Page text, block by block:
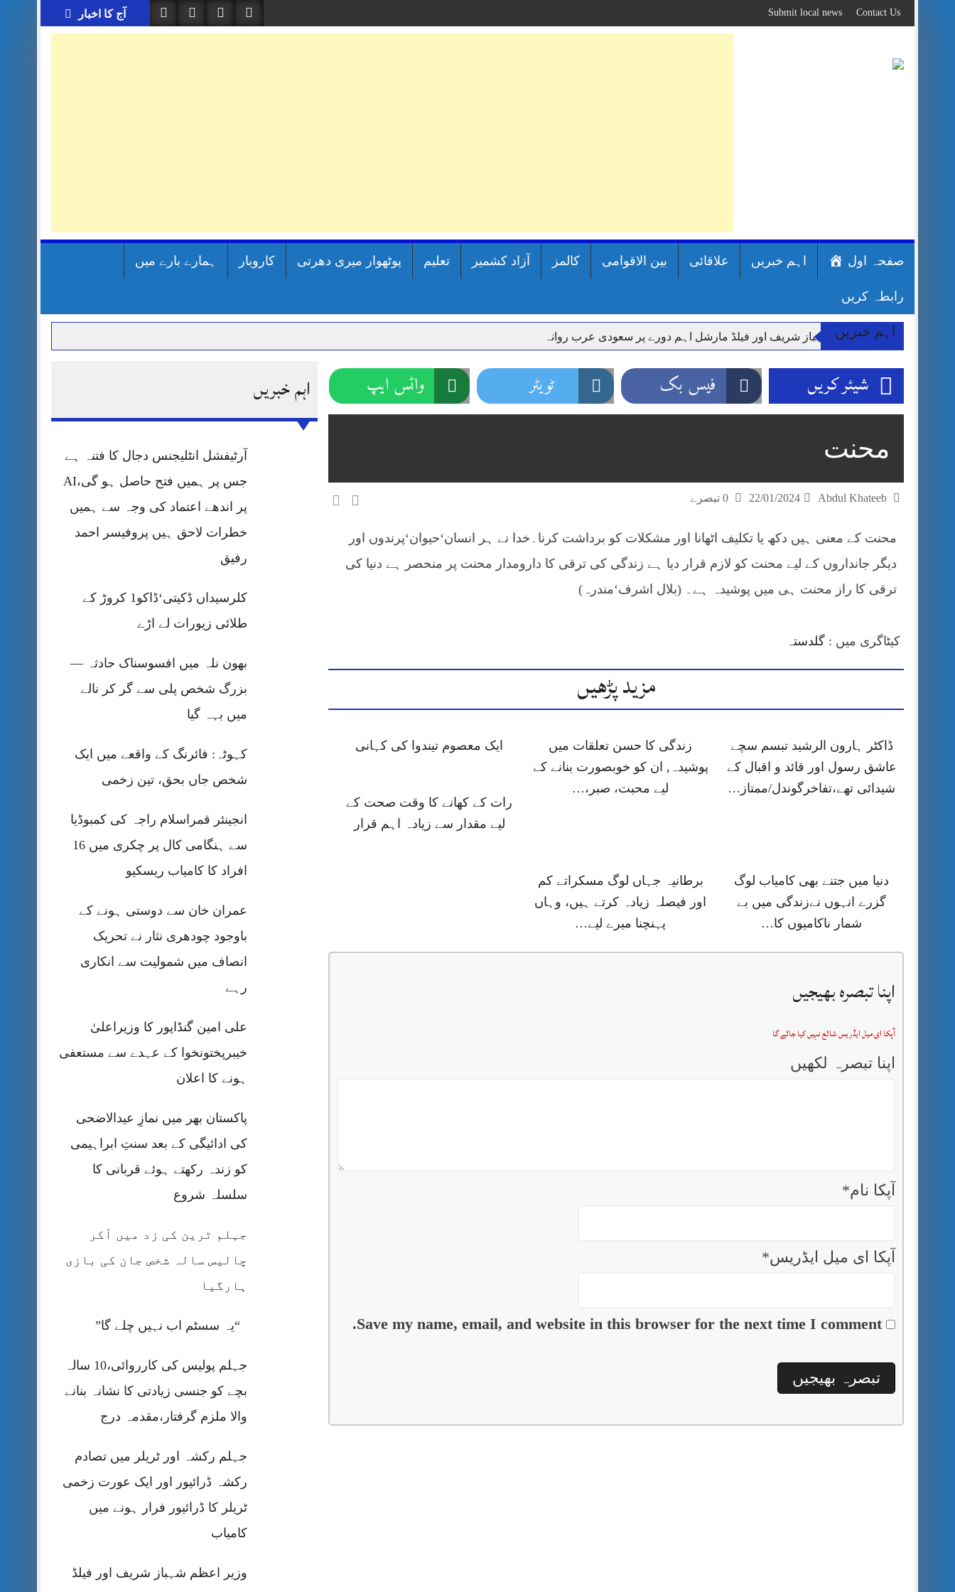
to
content
آج کا اخبار Contact Us
Submit local news
صفحہ اول اہم خبریں علاقائی بین الاقوامی کالمز آزاد کشمیر تعلیم پوٹھوار میری دھرتی کاروبار ہمارے بارے میں
رابطہ کریں
اہم خبریں
وزیر اعظم شہباز شریف اور فیلڈ مارشل اہم دورے پر سعودی عرب روانہ
قائداعظم نامی شہری کا شناختی کارڈ بلاک،عدالت کا شہری کو پیش ہونے کا حکم
چارسدہ کا بہادر سپوت وطن کی حرمت پر قربان
ڈپٹی کمشنر راولپنڈی کیپٹن(ر) ندیم ناصر کا دورہء کلرسیداں
مون سون بارشیں، لینڈ سلائیڈنگ اور کوٹلی ستیاں کے نظر انداز متاثرین
اہم خبریں
آرٹیفشل انٹلیجنس دجال کا فتنہ ہے
جس پر ہمیں فتح حاصل ہو گی،AI
پر اندھے اعتماد کی وجہ سے ہمیں
خطرات لاحق ہیں پروفیسر احمد
رفیق
کلرسیداں ڈکیتی‘ڈاکو1 کروڑ کے
طلائی زیورات لے اڑے
بھون نلہ میں افسوسناک حادثہ —
بزرگ شخص پلی سے گر کر نالے
میں بہہ گیا
کہوٹہ: فائرنگ کے واقعے میں ایک
شخص جاں بحق، تین زخمی
انجینئر قمراسلام راجہ کی کمبوڈیا
سے ہنگامی کال پر چکری میں 16
افراد کا کامیاب ریسکیو
عمران خان سے دوستی ہونے کے
باوجود چودھری نثار نے تحریک
انصاف میں شمولیت سے انکاری
رہے
علی امین گنڈاپور کا وزیراعلیٰ
خیبرپختونخوا کے عہدے سے مستعفی
ہونے کا اعلان
پاکستان بھر میں نمازِ عیدالاضحی
کی ادائیگی کے بعد سنتِ ابراہیمی
کو زندہ رکھتے ہوئے قربانی کا
سلسلہ شروع
جہلم ٹرین کی زد میں آکر
چالیس سالہ شخص جان کی بازی
ہارگیا
“یہ سسٹم اب نہیں چلے گا”
جہلم پولیس کی کارروائی،10 سالہ
بچے کو جنسی زیادتی کا نشانہ بنانے
والا ملزم گرفتار،مقدمہ درج
جہلم رکشہ اور ٹریلر میں تصادم
رکشہ ڈرائیور اور ایک عورت زخمی
ٹریلر کا ڈرائیور فرار ہونے میں
کامیاب
وزیر اعظم شہباز شریف اور فیلڈ
شیئر کریں فیس بک ٹویٹر واٹس ایپ
محنت
Abdul Khateeb
22/01/2024
محنت کے معنی ہیں دکھ یا تکلیف اٹھانا اور مشکلات کو برداشت کرنا۔خدا نے ہر انسان‘حیوان‘پرندوں اور
دیگر جانداروں کے لیے محنت کو لازم قرار دیا ہے زندگی کی ترقی کا دارومدار محنت پر منحصر ہے دنیا کی
ترقی کا راز محنت ہی میں پوشیدہ ہے۔ (بلال اشرف‘مندرہ)
کیٹاگری میں : گلدستہ
مزید پڑھیں
ڈاکٹر ہارون الرشید تبسم سچے
عاشق رسول اور قائد و اقبال کے
شیدائی تھے،تفاخرگوندل/ممتاز…
زندگی کا حسن تعلقات میں
پوشیدہ, ان کو خوبصورت بنانے کے
لیے محبت، صبر،…
ایک معصوم تیندوا کی کہانی
رات کے کھانے کا وقت صحت کے
لیے مقدار سے زیادہ اہم قرار
دنیا میں جتنے بھی کامیاب لوگ
گزرے انہوں نےزندگی میں بے
شمار ناکامیوں کا…
برطانیہ جہاں لوگ مسکراتے کم
اور فیصلہ زیادہ کرتے ہیں، وہاں
پہنچنا میرے لیے…
اپنا تبصرہ بھیجیں
آپکا ای میل ایڈریس شائع نہیں کیا جائے گا
اپنا تبصرہ لکھیں
آپکا نام*
آپکا ای میل ایڈریس*
Save my name, email, and website in this browser for the next time I comment.